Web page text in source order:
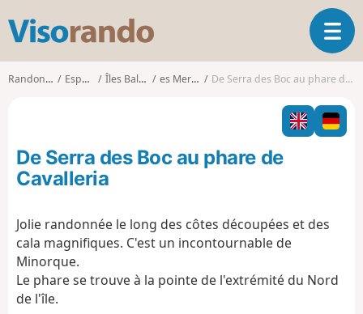
s
o
o
O
u
i
r
l
t
Randonnées Espagne Îles Baléares es Mercadal De Serra des Boc au phare de Cavalleria
De Serra des Boc au phare de
Cavalleria
Jolie randonnée le long des côtes découpées et des
cala magnifiques. C'est un incontournable de
Minorque.
Le phare se trouve à la pointe de l'extrémité du Nord
de l'île.